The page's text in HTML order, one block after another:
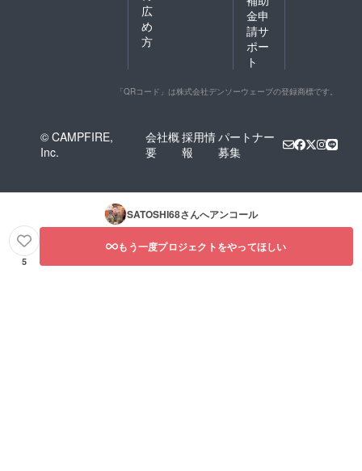
広
め
方
金申
請サ
ポー
ト
「QRコード」は株式会社デンソーウェーブの登録商標です。
© CAMPFIRE,
Inc.
会社概
要
採用情
報
パートナー
募集
SATOSHI68さんへアンコール
5
もう一度プロジェクトをやってほしい